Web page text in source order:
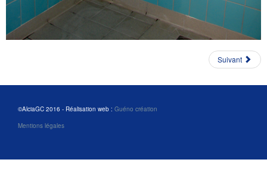
Suivant
©AlciaGC 2016 - Réalisation web : Guéno création
Mentions légales